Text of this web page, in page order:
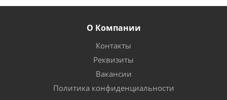
О Компании
Контакты
Реквизиты
Вакансии
Политика конфиденциальности